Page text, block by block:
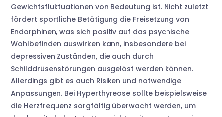
Gewichtsfluktuationen von Bedeutung ist. Nicht zuletzt
fördert sportliche Betätigung die Freisetzung von
Endorphinen, was sich positiv auf das psychische
Wohlbefinden auswirken kann, insbesondere bei
depressiven Zuständen, die auch durch
Schilddrüsenstörungen ausgelöst werden können.
Allerdings gibt es auch Risiken und notwendige
Anpassungen. Bei Hyperthyreose sollte beispielsweise
die Herzfrequenz sorgfältig überwacht werden, um